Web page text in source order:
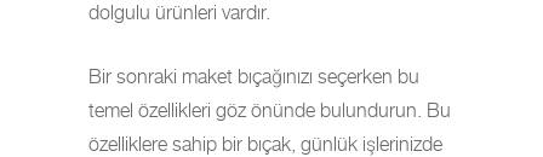
dolgulu ürünleri vardır.
Bir sonraki maket bıçağınızı seçerken bu
temel özellikleri göz önünde bulundurun. Bu
özelliklere sahip bir bıçak, günlük işlerinizde